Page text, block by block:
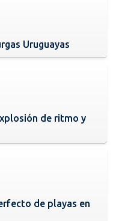
Uruguayas
de ritmo y
de playas en